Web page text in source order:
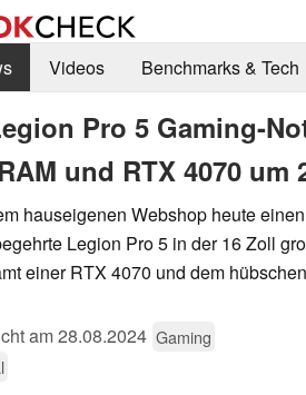
Videos Benchmarks & Tech
Pro 5 Gaming-
und RTX 4070 um
hauseigenen Webshop heute einen
Legion Pro 5 in der 16 Zoll
einer RTX 4070 und dem hübschen
am28.08.2024 Gaming